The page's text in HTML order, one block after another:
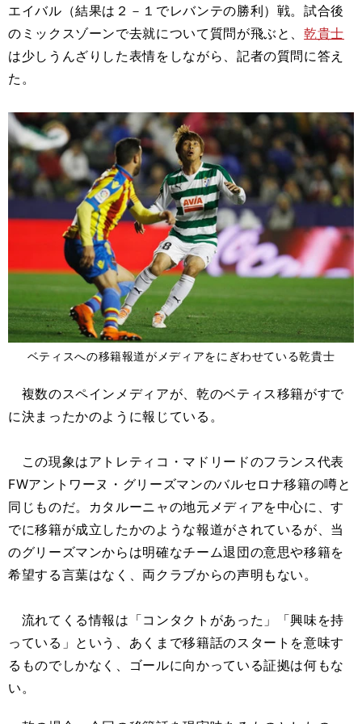
エイバル（結果は２－１でレバンテの勝利）戦。試合後
のミックスゾーンで去就について質問が飛ぶと、乾貴士
は少しうんざりした表情をしながら、記者の質問に答え
た。
ベティスへの移籍報道がメディアをにぎわせている乾貴士
複数のスペインメディアが、乾のベティス移籍がすで
に決まったかのように報じている。
この現象はアトレティコ・マドリードのフランス代表
FWアントワーヌ・グリーズマンのバルセロナ移籍の噂と
同じものだ。カタルーニャの地元メディアを中心に、す
でに移籍が成立したかのような報道がされているが、当
のグリーズマンからは明確なチーム退団の意思や移籍を
希望する言葉はなく、両クラブからの声明もない。
流れてくる情報は「コンタクトがあった」「興味を持
っている」という、あくまで移籍話のスタートを意味す
るものでしかなく、ゴールに向かっている証拠は何もな
い。